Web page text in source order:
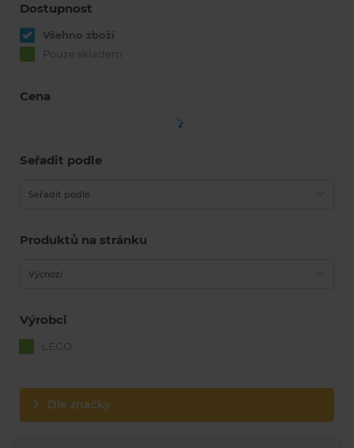
Dostupnost
Všehno zboží
Pouze skladem
Cena
Seřadit podle
Seřadit podle
Produktů na stránku
Výchozí
Výrobci
LEGO
Dle značky